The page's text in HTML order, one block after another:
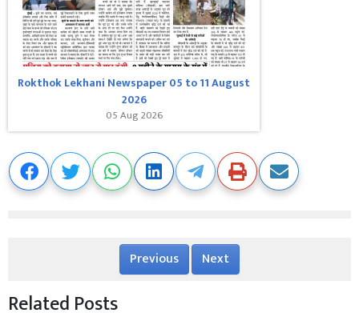
Rokthok Lekhani Newspaper 05 to 11 August
2026
05 Aug 2026
Previous Next
Related Posts